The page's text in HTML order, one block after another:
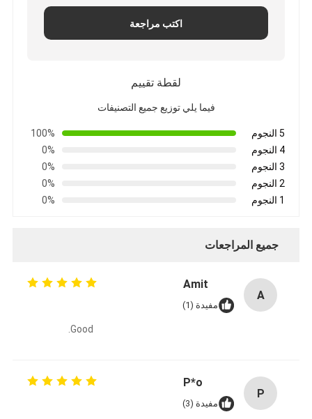
شريط لاصق مزدوج الجوانب
الشريط اللاصق PET
اكتب مراجعة
لقطة تقييم
فيما يلي توزيع جميع التصنيفات
5 النجوم
100%
4 النجوم
0%
3 النجوم
0%
2 النجوم
0%
1 النجوم
0%
جميع المراجعات
A
Amit
مفيدة (1)
Good.
P
P*o
مفيدة (3)